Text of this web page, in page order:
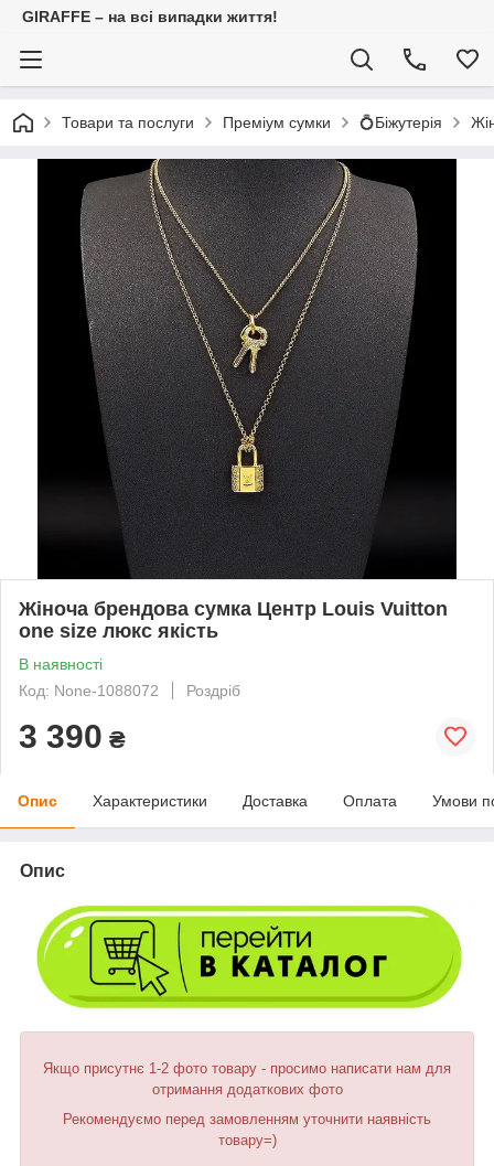
GIRAFFE – на всі випадки життя!
Товари та послуги Преміум сумки 💍Біжутерія
Жіноча брендова сумка Центр Louis Vuitton
one size люкс якість
В наявності
Код: None-1088072
Роздріб
3 390 ₴
Опис Характеристики Доставка Оплата Умови
Опис
Якщо присутнє 1-2 фото товару - просимо написати нам для
отримання додаткових фото
Рекомендуємо перед замовленням уточнити наявність
товару=)